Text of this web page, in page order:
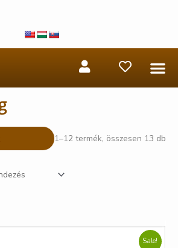
1–12 termék, összesen 13 db
Sale!